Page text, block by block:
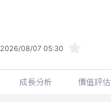
2026/08/07 05:30
成長分析 價值評估